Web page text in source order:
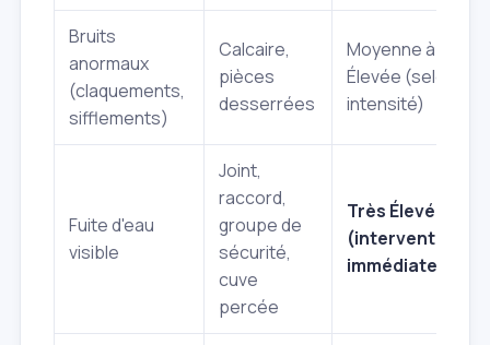
Bruits
anormaux
(claquements,
sifflements)
Calcaire,
pièces
desserrées
Moyenne à
Élevée (selon
intensité)
Fuite d'eau
visible
Joint,
raccord,
groupe de
sécurité,
cuve
percée
Très Élevée
(intervention
immédiate)